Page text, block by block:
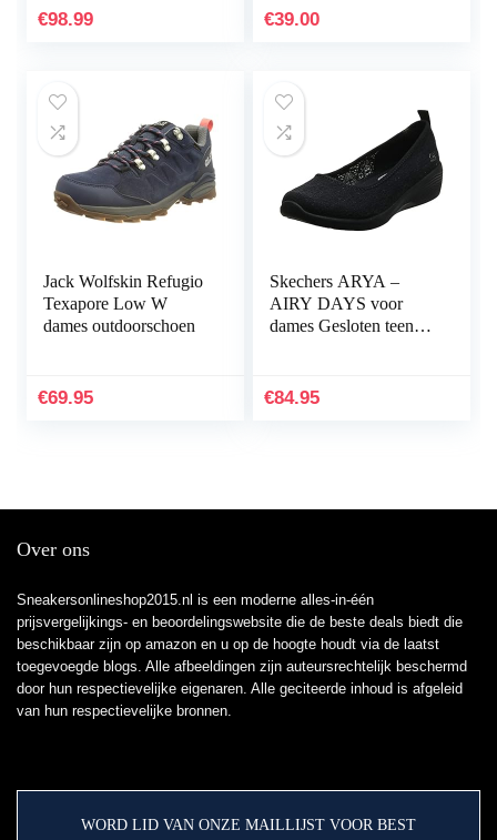
€98.99 €39.00
Jack Wolfskin Refugio
Texapore Low W
dames outdoorschoen
€69.95
Skechers ARYA –
AIRY DAYS voor
dames Gesloten teen
€84.95
Over ons
Sneakersonlineshop2015.nl is een moderne alles-in-één
prijsvergelijkings- en beoordelingswebsite die de beste deals biedt die
beschikbaar zijn op amazon en u op de hoogte houdt via de laatst
toegevoegde blogs. Alle afbeeldingen zijn auteursrechtelijk beschermd
door hun respectievelijke eigenaren. Alle geciteerde inhoud is afgeleid
van hun respectievelijke bronnen.
WORD LID VAN ONZE MAILLIJST VOOR BEST